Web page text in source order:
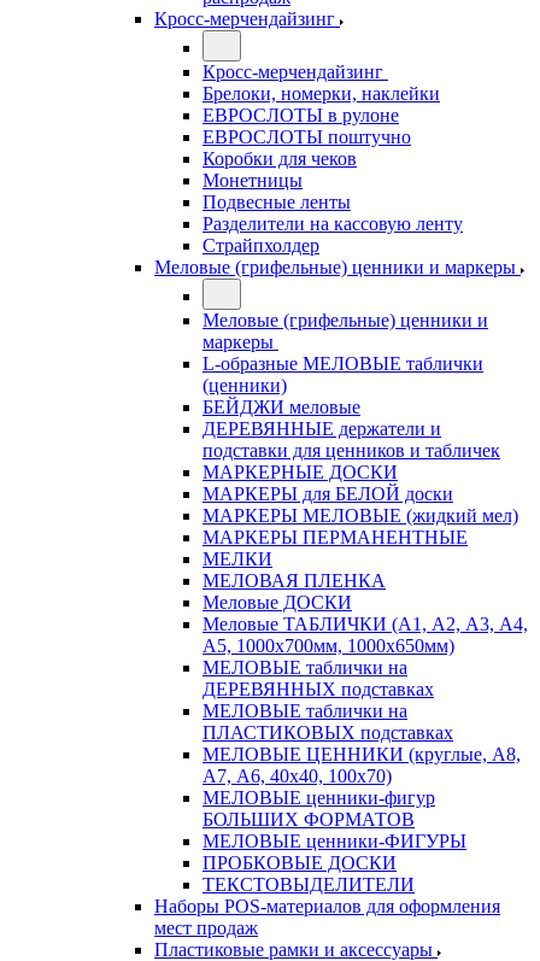
Кросс-мерчендайзинг
Кросс-мерчендайзинг
Брелоки, номерки, наклейки
ЕВРОСЛОТЫ в рулоне
ЕВРОСЛОТЫ поштучно
Коробки для чеков
Монетницы
Подвесные ленты
Разделители на кассовую ленту
Страйпхолдер
Меловые (грифельные) ценники и маркеры
Меловые (грифельные) ценники и
маркеры
L-образные МЕЛОВЫЕ таблички
(ценники)
БЕЙДЖИ меловые
ДЕРЕВЯННЫЕ держатели и
подставки для ценников и табличек
МАРКЕРНЫЕ ДОСКИ
МАРКЕРЫ для БЕЛОЙ доски
МАРКЕРЫ МЕЛОВЫЕ (жидкий мел)
МАРКЕРЫ ПЕРМАНЕНТНЫЕ
МЕЛКИ
МЕЛОВАЯ ПЛЕНКА
Меловые ДОСКИ
Меловые ТАБЛИЧКИ (А1, А2, А3, А4,
А5, 1000х700мм, 1000х650мм)
МЕЛОВЫЕ таблички на
ДЕРЕВЯННЫХ подставках
МЕЛОВЫЕ таблички на
ПЛАСТИКОВЫХ подставках
МЕЛОВЫЕ ЦЕННИКИ (круглые, А8,
А7, А6, 40х40, 100х70)
МЕЛОВЫЕ ценники-фигур
БОЛЬШИХ ФОРМАТОВ
МЕЛОВЫЕ ценники-ФИГУРЫ
ПРОБКОВЫЕ ДОСКИ
ТЕКСТОВЫДЕЛИТЕЛИ
Наборы POS-материалов для оформления
мест продаж
Пластиковые рамки и аксессуары